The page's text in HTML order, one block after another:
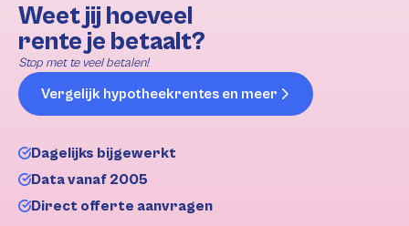
Weet jij hoeveel
rente je betaalt?
Stop met te veel betalen!
Vergelijk hypotheekrentes en meer
Dagelijks bijgewerkt
Data vanaf 2005
Direct offerte aanvragen